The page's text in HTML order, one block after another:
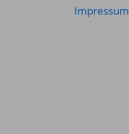
Impressum